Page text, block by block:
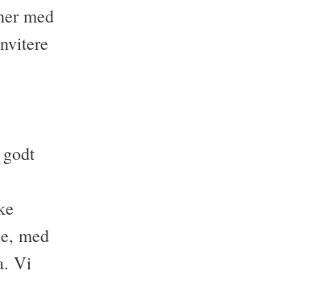
med
med
Vi